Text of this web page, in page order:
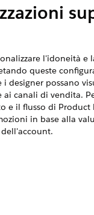
l'idoneità e
queste
designer possano
canali di vendita.
e il flusso di Product
in base alla
promozioni